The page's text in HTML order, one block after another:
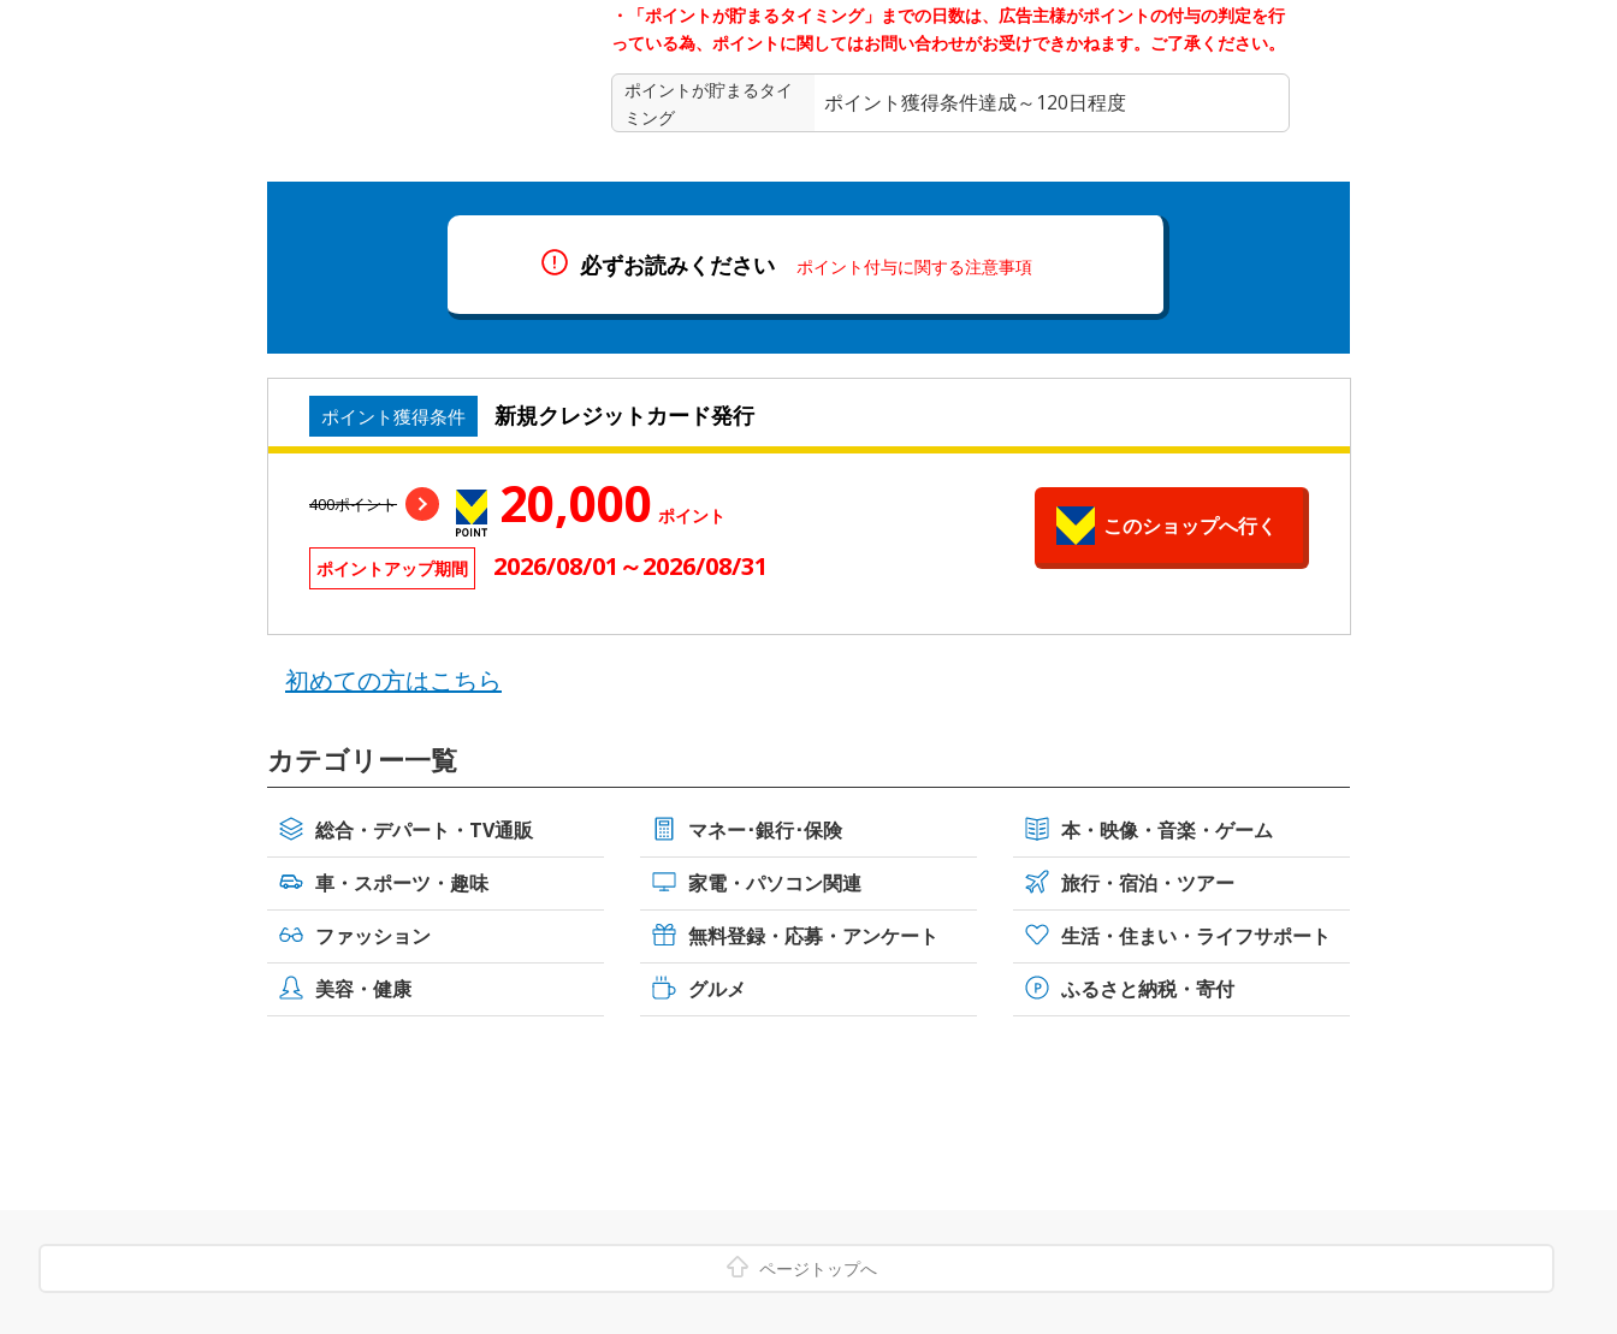
・「ポイントが貯まるタイミング」までの日数は、広告主様がポイントの付与の判定を行
っている為、ポイントに関してはお問い合わせがお受けできかねます。ご了承ください。
ポイントが貯まる タイ
ミング
ポイント獲得条件達成～120日程度
必ずお読みください ポイント付与に関する注意事項
ポイント獲得条件 新規クレジットカード発行
400ポイント 20,000 ポイント
ポイントアップ期間 2026/08/01～2026/08/31
このショップへ行く
初めての方はこちら
カテゴリー一覧
総合・デパート・TV通販 マネー･銀行･保険 本・映像・ 音楽・ゲーム
車・スポーツ・ 趣味 家電・パソコン関連
旅行・宿泊・ツアー
ファッション
無料登録・応募・アンケート
生活・住まい・ライフサポート
美容・健康
グルメ ふるさと納税・寄付
ページトップへ